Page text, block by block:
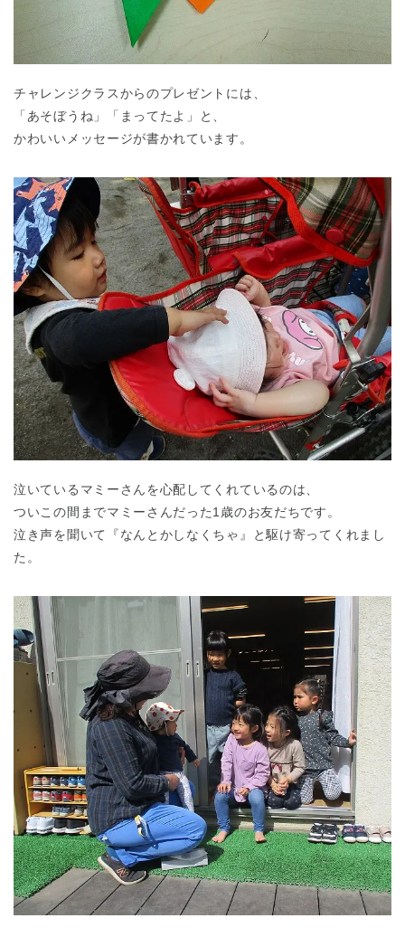
神奈川県 神奈川県 全域
千葉県 千葉県 全域
埼玉県 埼玉県 全域
兵庫県 兵庫県 全域
チャレンジクラスからのプレゼントには、
「あそぼうね」「まってたよ」と、
かわいいメッセージが書かれています。
泣いているマミーさんを心配してくれているのは、
ついこの間までマミーさんだった1歳のお友だちです。
泣き声を聞いて『なんとかしなくちゃ』と駆け寄ってくれまし
た。